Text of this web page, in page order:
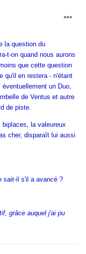
la question du
t-on quand nous aurons
que cette question
qu'il en restera - n'étant
un Duo,
de Ventus et autre
de piste.
biplaces, la valeureux
cher, disparaît lui aussi
sait-il s'il a avancé ?
grâce auquel j'ai pu